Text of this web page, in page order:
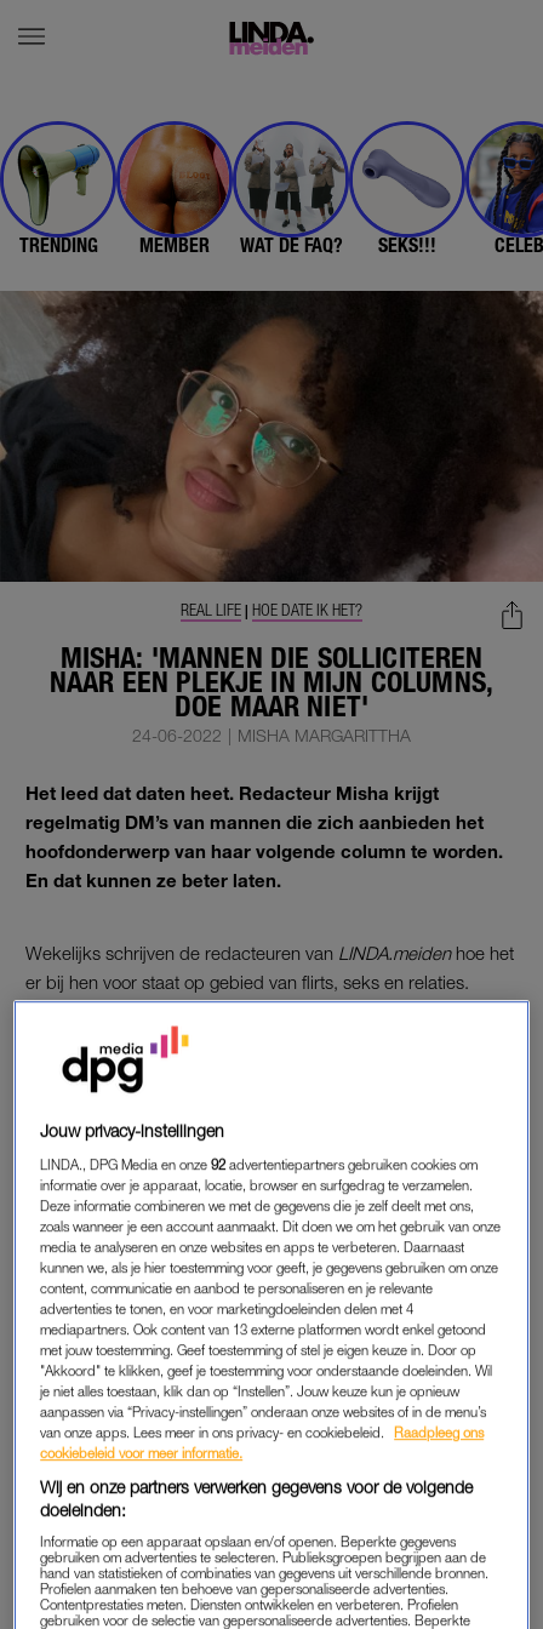
TRENDING MEMBER WAT DE FAQ? SEKS!!!
MISHA: 'MANNEN DIE SOLLICITEREN
NAAR EEN PLEKJE IN MIJN COLUMNS,
DOE MAAR NIET'
REAL LIFE | HOE DATE IK HET?
24-06-2022 | MISHA MARGARITTHA
Het leed dat daten heet. Redacteur Misha krijgt
regelmatig DM’s van mannen die zich aanbieden het
hoofdonderwerp van haar volgende column te worden.
En dat kunnen ze beter laten.
Wekelijks schrijven de redacteuren van LINDA.meidenhoe het
er bij hen voor staat op gebied van flirts, seks en relaties.
COLUMN
Voor ik redacteur (en columnist) werd bij
schreef ik voor een andere vrouwentitel. Duizenden mensen
lazen wekelijks wat ik allemaal in de slaapkamer beleefde.
Van scharrels tot relaties en alles daartussenin. Er waren
slechts een paar dingen die ik voor mezelf hield. Maar de
verhalen leverden kritiek en commentaar op. Sommigen
vonden me een snol, anderen de frisse wind die ze online
misten. Sommigen kregen stijve tepels, anderen slappe
piemels.
Leuk hoor, mijn ervaringen opschrijven. Maar het was ook een
soortpussy blockvoor mijn seksleven. Mijn reputatie als
‘seksschrijver’ ging me voor en overal waar ik kwam werd ik
gemeden door mannen die bang waren dat ik hun
bedprestaties op het internet zou slingeren. Enkelen die het
hen opschreef. “Zo ben ik toch een beetje vereeuwigd”, sprak
hun ego. Bij ondermaatse prestaties (ja, daar waren ze van op
de hoogte) kreeg ik als kanttekening mee om ze goed neer te
Jouw privacy-instellingen
LINDA., DPG Media en onze92 advertentiepartners gebruiken cookies om
informatie over je apparaat, locatie, browser en surfgedrag te verzamelen.
Deze informatie combineren we met de gegevens die je zelf deelt met ons,
zoals wanneer je een account aanmaakt. Dit doen we om het gebruik van onze
media te analyseren en onze websites en apps te verbeteren. Daarnaast
kunnen we, als je hier toestemming voor geeft, je gegevens gebruiken om onze
content, communicatie en aanbod te personaliseren en je relevante
advertenties te tonen, en voor marketingdoeleinden delen met 4
mediapartners. Ook content van 13 externe platformen wordt enkel getoond
met jouw toestemming. Geef toestemming of stel je eigen keuze in. Door op
"Akkoord" te klikken, geef je toestemming voor onderstaande doeleinden. Wil
je niet alles toestaan, klik dan op “Instellen”. Jouw keuze kun je opnieuw
aanpassen via “Privacy-instellingen” onderaan onze websites of in de menu’s
van onze apps. Lees meer in ons privacy- en cookiebeleid.
Raadpleeg ons
cookiebeleid voor meer informatie.
Wij en onze partners verwerken gegevens voor de volgende
doeleinden:
Informatie op een apparaat opslaan en/of openen. Beperkte gegevens
gebruiken om advertenties te selecteren. Publieksgroepen begrijpen aan de
hand van statistieken of combinaties van gegevens uit verschillende bronnen.
Profielen aanmaken ten behoeve van gepersonaliseerde advertenties.
Contentprestaties meten. Diensten ontwikkelen en verbeteren. Profielen
gebruiken voor de selectie van gepersonaliseerde advertenties. Beperkte